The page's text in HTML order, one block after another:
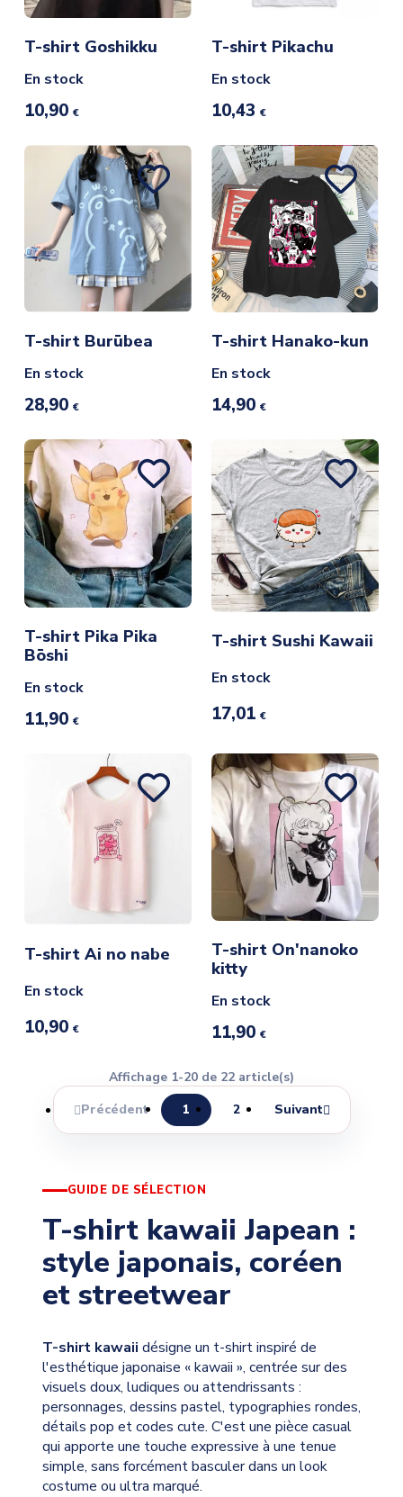
T-shirt Goshikku
En stock
10,90 €
T-shirt Pikachu
En stock
10,43 €
T-shirt Burūbea
En stock
28,90 €
T-shirt Hanako-kun
En stock
14,90 €
T-shirt Pika Pika
Bōshi
En stock
11,90 €
T-shirt Sushi Kawaii
En stock
17,01 €
T-shirt Ai no nabe
En stock
10,90 €
T-shirt On'nanoko
kitty
En stock
11,90 €
Affichage 1-20 de 22 article(s)
Précédent 1 2 Suivant
GUIDE DE SÉLECTION
T-shirt kawaii Japean :
style japonais, coréen
et streetwear
T-shirt kawaii désigne un t-shirt inspiré de
l'esthétique japonaise « kawaii », centrée sur des
visuels doux, ludiques ou attendrissants :
personnages, dessins pastel, typographies rondes,
détails pop et codes cute. C'est une pièce casual
qui apporte une touche expressive à une tenue
simple, sans forcément basculer dans un look
costume ou ultra marqué.